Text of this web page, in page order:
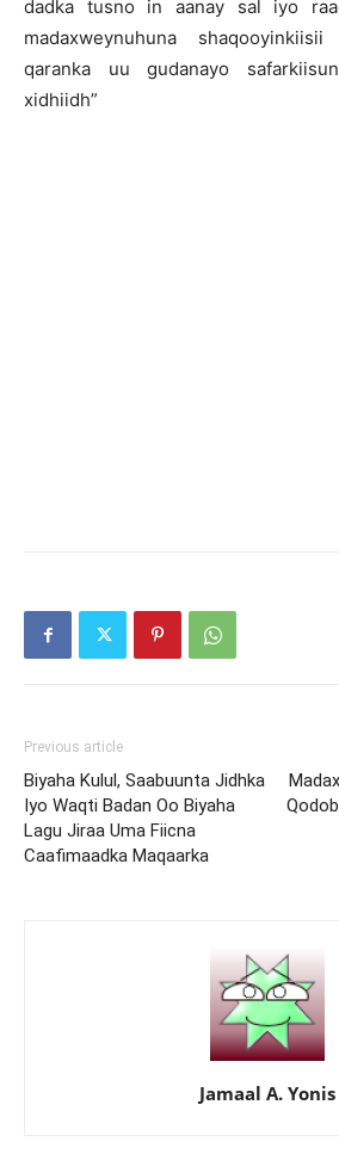
dadka tusno in aanay sal iyo
madaxweynuhuna
qaranka uu gudanayo
xidhiidh”
Previous article
Biyaha Kulul, Saabuunta Jidhka
Iyo Waqti Badan Oo Biyaha
Lagu Jiraa Uma Fiicna
Caafimaadka Maqaarka
Jamaal A. Yonis